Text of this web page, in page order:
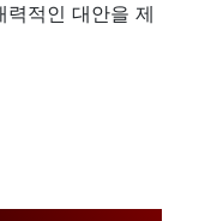
적인 대안을 제